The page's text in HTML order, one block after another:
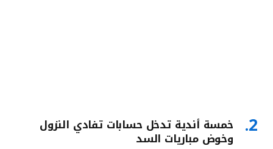
خمسة أندية تدخل حسابات تفادي النزول
وخوض مباريات السد